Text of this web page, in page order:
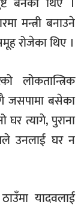
मन्त्री बनाउने
रोजेका थिए ।
लोकतान्त्रिक
जसपामा बसेका
त्यागे, पुराना
उनलाई घर न
यादवलाई